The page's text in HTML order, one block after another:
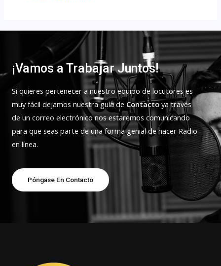
¡Vamos a Trabajar Juntos!
Si quieres pertenecer a nuestro equipo de locutores es
muy fácil dejamos nuestra guía de Contacto ya través
de un correo electrónico nos estaremos comunicando
para que seas parte de una forma genial de hacer Radio
en línea.
Póngase En Contacto